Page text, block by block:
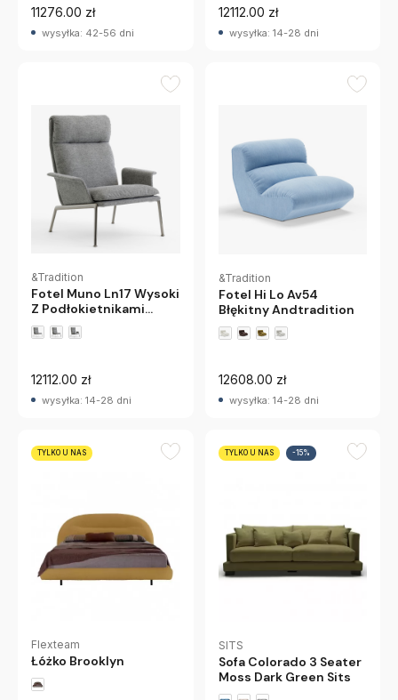
11276.00 zł
wysyłka: 42-56 dni
12112.00 zł
wysyłka: 14-28 dni
&Tradition
Fotel Muno Ln17 Wysoki
Z Podłokietnikami
Hallingdal 0126
Chromowane Nogi
12112.00 zł
wysyłka: 14-28 dni
&Tradition
Fotel Hi Lo Av54
Błękitny Andtradition
12608.00 zł
wysyłka: 14-28 dni
TYLKO U NAS
Flexteam
Łóżko Brooklyn
TYLKO U NAS -15%
SITS
Sofa Colorado 3 Seater
Moss Dark Green Sits